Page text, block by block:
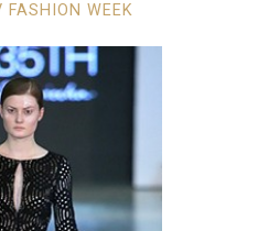
FASHION WEEK